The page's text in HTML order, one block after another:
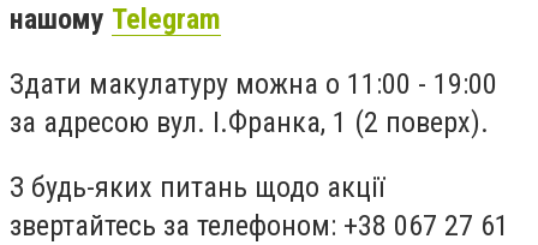
нашому Telegram
Здати макулатуру можна о 11:00 - 19:00
за адресою вул. І.Франка, 1 (2 поверх).
З будь-яких питань щодо акції
звертайтесь за телефоном: +38 067 27 61